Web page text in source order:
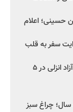
حسینی؛ اعلام
سفر به قلب
استاندار گیلان: تردد خودروهای پلاک منطقه آزاد انزلی در ۵
صدور مجوز واردات اتوبوس‌های کارکرده زیر ۵ سال؛ چراغ سبز